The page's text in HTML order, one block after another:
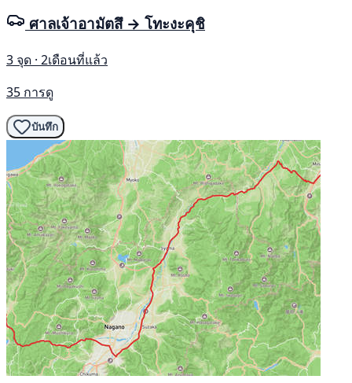
ศาลเจ้าอามัตสึ → โทะงะคุชิ
3 จุด · 2เดือนที่แล้ว
35 การดู
บันทึก